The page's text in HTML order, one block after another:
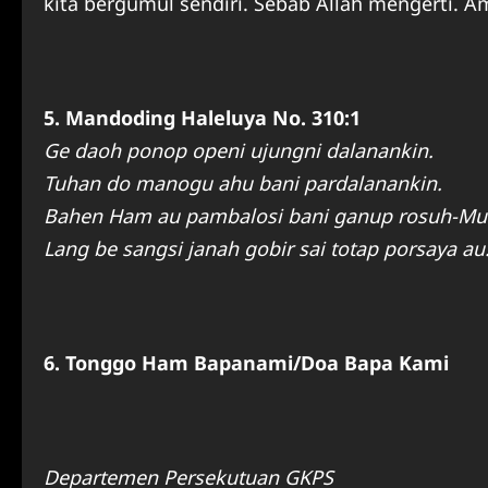
5. Mandoding Haleluya No. 310:1
Ge daoh ponop openi ujungni dalanankin.
Tuhan do manogu ahu bani pardalanankin.
Bahen Ham au pambalosi bani ganup rosuh-
Lang be sangsi janah gobir sai totap porsaya au.
6. Tonggo Ham Bapanami/Doa Bapa Kami
Departemen Persekutuan GKPS